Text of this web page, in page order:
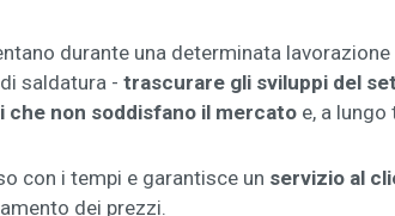
durante una determinata
saldatura - trascurare gli sviluppi del
che non soddisfano il mercato e, a
con i tempi e garantisce un servizio al
dei prezzi.